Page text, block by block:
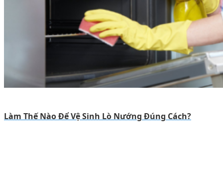
Làm Thế Nào Để Vệ Sinh Lò Nướng Đúng Cách?